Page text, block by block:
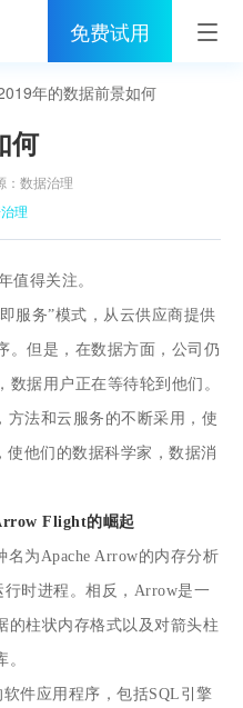
免费试用
年的数据前景如何
何
：数据治理
理
值得关注。
服务”模式，从云供应商提供
。但是，在数据方面，公司仍
据用户正在等待轮到他们。
方法和云服务的不断采用，使
使他们的数据科学家，数据消
Flight的崛起
为Apache Arrow的内存分析
时进程。相反，Arrow是一
的柱状内存格式以及对箭头柱
件应用程序，包括SQL引擎